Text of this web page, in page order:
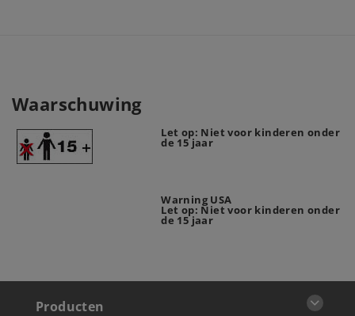
Waarschuwing
Let op: Niet voor kinderen onder
de 15 jaar
Warning USA
Let op: Niet voor kinderen onder
de 15 jaar
Producten